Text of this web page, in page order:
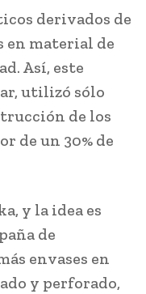
derivados de
en material de
Así, este
utilizó sólo
de los
de un 30% de
y la idea es
de
envases en
y perforado,